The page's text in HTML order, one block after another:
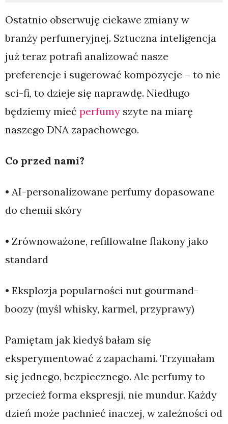
Ostatnio obserwuję ciekawe zmiany w
branży perfumeryjnej. Sztuczna inteligencja
już teraz potrafi analizować nasze
preferencje i sugerować kompozycje – to nie
sci-fi, to dzieje się naprawdę. Niedługo
będziemy mieć perfumy szyte na miarę
naszego DNA zapachowego.
Co przed nami?
• AI-personalizowane perfumy dopasowane
do chemii skóry
• Zrównoważone, refillowalne flakony jako
standard
• Eksplozja popularności nut gourmand-
boozy (myśl whisky, karmel, przyprawy)
Pamiętam jak kiedyś bałam się
eksperymentować z zapachami. Trzymałam
się jednego, bezpiecznego. Ale perfumy to
przecież forma ekspresji, nie mundur. Każdy
dzień może pachnieć inaczej, w zależności od